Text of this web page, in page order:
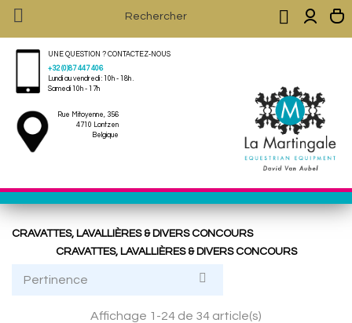
 
UNE QUESTION ? CONTACTEZ-NOUS
+32 (0)87 447 406
Lundi au vendredi : 10h - 18h .
Samedi 10h - 17h
Rue Mitoyenne, 356
4710 Lontzen
Belgique
CRAVATTES, LAVALLIÈRES & DIVERS CONCOURS
CRAVATTES, LAVALLIÈRES & DIVERS CONCOURS
Pertinence 
Affichage 1-24 de 34 article(s)